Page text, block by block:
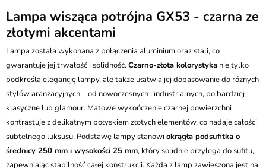
Lampa wisząca potrójna GX53 - czarna ze
złotymi akcentami
Lampa została wykonana z połączenia aluminium oraz stali, co
gwarantuje jej trwałość i solidność.Czarno-złota kolorystyka nie tylko
podkreśla elegancję lampy, ale także ułatwia jej dopasowanie do różnych
stylów aranżacyjnych – od nowoczesnych i industrialnych, po bardziej
klasyczne lub glamour. Matowe wykończenie czarnej powierzchni
kontrastuje z delikatnym połyskiem złotych elementów, co nadaje całości
subtelnego luksusu. Podstawę lampy stanowiokrągła podsufitka o
średnicy 250 mm i wysokości 25 mm, który solidnie przylega do sufitu,
zapewniając stabilność całej konstrukcji. Każda z lamp zawieszona jest na